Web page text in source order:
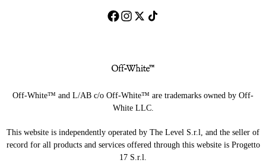
Off-White™ and L/AB c/o Off-White™ are trademarks owned by Off-
White LLC.
This website is independently operated by The Level S.r.l, and the seller of
record for all products and services offered through this website is Progetto
17 S.r.l.